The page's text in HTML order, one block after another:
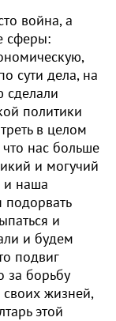
война, а
сферы:
сути дела, на
сделали
политики
в целом
нас больше
и могучий
и наша
подорвать
и
и будем
подвиг
за борьбу
жизней,
этой